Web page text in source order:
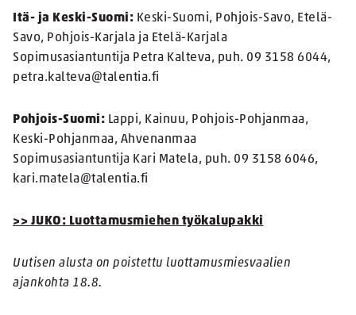
Itä- ja Keski-Suomi: Keski-Suomi, Pohjois-Savo, Etelä-
Savo, Pohjois-Karjala ja Etelä-Karjala
Sopimusasiantuntija Petra Kalteva, puh. 09 3158 6044,
petra.kalteva@talentia.fi
Pohjois-Suomi: Lappi, Kainuu, Pohjois-Pohjanmaa,
Keski-Pohjanmaa, Ahvenanmaa
Sopimusasiantuntija Kari Matela, puh. 09 3158 6046,
kari.matela@talentia.fi
>> JUKO: Luottamusmiehen työkalupakki
Uutisen alusta on poistettu luottamusmiesvaalien
ajankohta 18.8.